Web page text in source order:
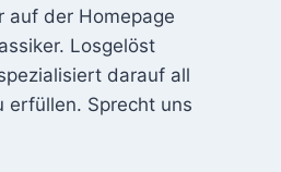
auf der Homepage
Losgelöst
darauf all
erfüllen. Sprecht uns